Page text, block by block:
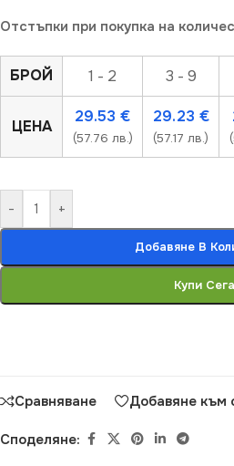
Отстъпки при покупка на
БРОЙ 1 - 2 3 - 9
ЦЕНА
29.53 €
(57.76 лв.)
29.23 €
(57.17 лв.)
- +
Добавяне В
Купи Сега
Сравняване Добавяне към
Споделяне: